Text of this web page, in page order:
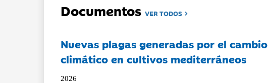
DocumentosVER TODOS
Nuevas plagas generadas por el cambio
climático en cultivos mediterráneos
2026